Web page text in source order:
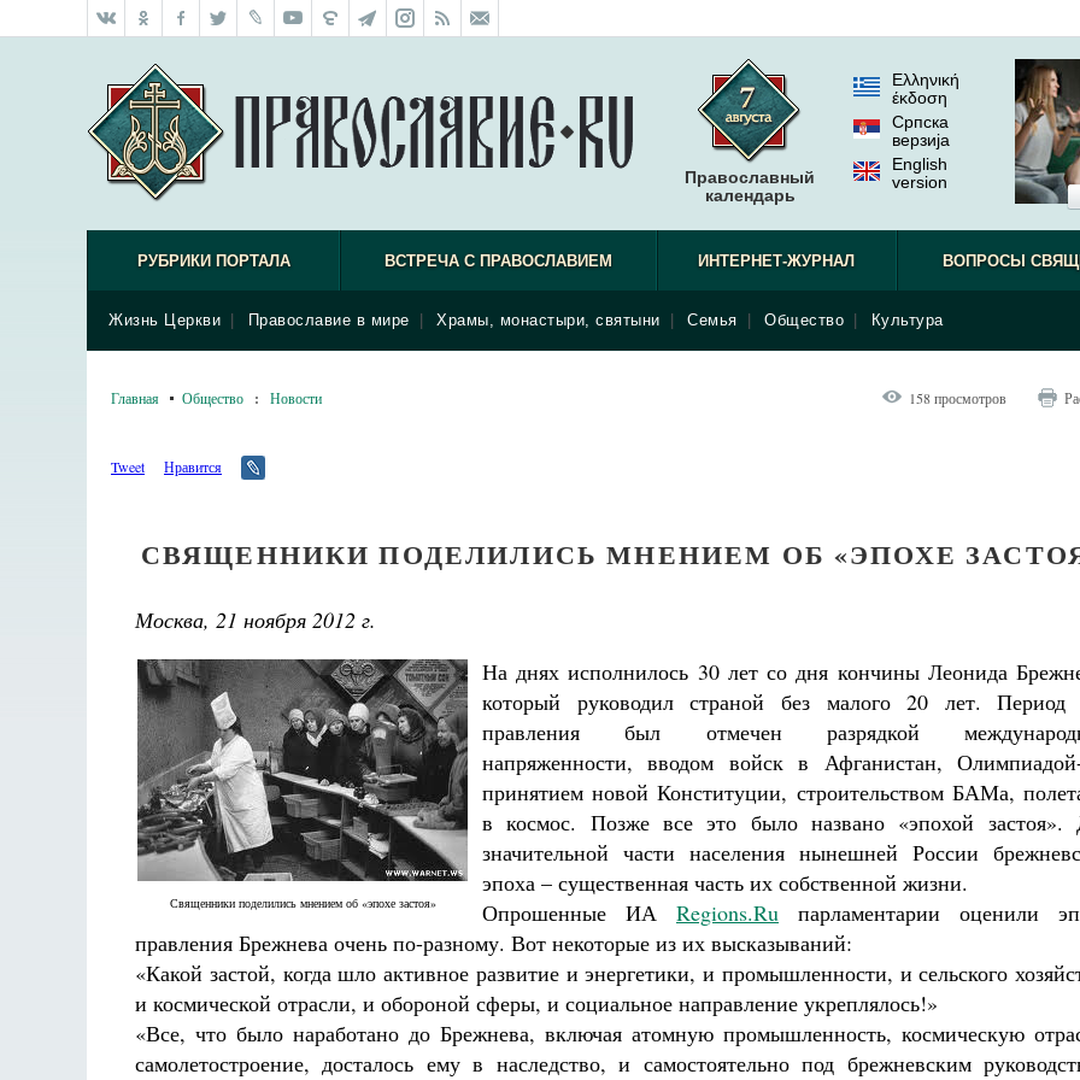
Православный
календарь
Ελληνική
έκδοση
Српска
верзиjа
English
version
РУБРИКИ ПОРТАЛА ВСТРЕЧА С ПРАВОСЛАВИЕМ ИНТЕРНЕТ-ЖУРНАЛ ВОПРОСЫ
Жизнь Церкви Православие в мире Храмы, монастыри, святыни Семья Общество Культура
Главная Общество : Новости 158 просмотров
Tweet Нравится
СВЯЩЕННИКИ ПОДЕЛИЛИСЬ МНЕНИЕМ ОБ «ЭПОХЕ
Москва, 21 ноября 2012 г.
Священники поделились мнением об «эпохе застоя»
На днях исполнилось 30 лет со дня кончины Леонида
который руководил страной без малого 20 лет. Период
правления был отмечен разрядкой
напряженности, вводом войск в Афганистан,
принятием новой Конституции, строительством БАМа,
в космос. Позже все это было названо «эпохой застоя».
значительной части населения нынешней России
эпоха – существенная часть их собственной жизни.
Опрошенные ИА Regions.Ru парламентарии оценили
правления Брежнева очень по-разному. Вот некоторые из их высказываний:
«Какой застой, когда шло активное развитие и энергетики, и промышленности, и сельского
и космической отрасли, и обороной сферы, и социальное направление укреплялось!»
«Все, что было наработано до Брежнева, включая атомную промышленность, космическую
самолетостроение, досталось ему в наследство, и самостоятельно под брежневским
Великомученик Георгий Победоносец. Научись у